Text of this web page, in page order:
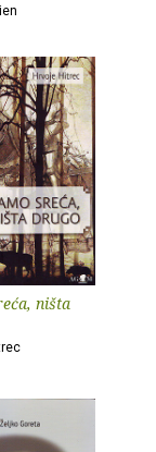
ništa